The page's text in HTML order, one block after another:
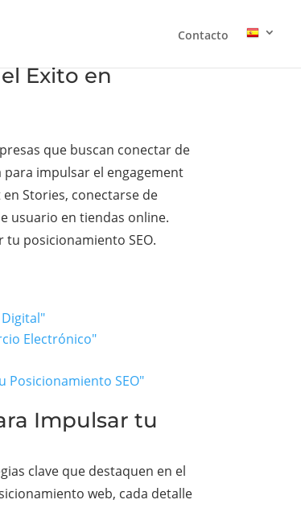
Contacto
Éxito en
que buscan conectar de
impulsar el engagement
Stories, conectarse de
usuario en tiendas online.
posicionamiento SEO.
Electrónico"
Posicionamiento SEO"
Impulsar tu
clave que destaquen en el
web, cada detalle